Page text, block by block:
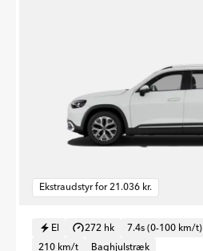
Ekstraudstyr for 21.036 kr.
El 272 hk
7.4s (0-100 km/t)
210 km/t
Baghjulstræk